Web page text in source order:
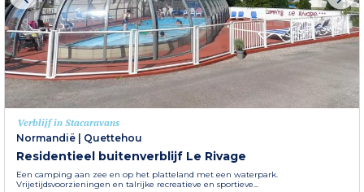
Verblijf in Stacaravans
Normandië
Quettehou
Residentieel buitenverblijf Le Rivage
Een camping aan zee en op het platteland met een waterpark.
Vrijetijdsvoorzieningen en talrijke recreatieve en sportieve...